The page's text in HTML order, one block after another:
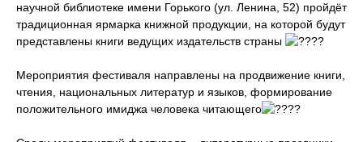
научной библиотеке имени Горького (ул. Ленина, 52) пройдёт
традиционная ярмарка книжной продукции, на которой будут
представлены книги ведущих издательств страны
Мероприятия фестиваля направлены на продвижение книги,
чтения, национальных литератур и языков, формирование
положительного имиджа человека читающего